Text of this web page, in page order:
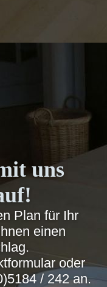
uns
Plan für Ihr
einen
oder
/ 242an.